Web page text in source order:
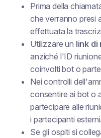
Prima della
che verranno presi
effettuata la
Utilizzare un link di
anziché l'ID
coinvolti bot o
Nei controlli
consentire ai bot o
partecipare alle
i partecipanti esterni.
Se gli ospiti si